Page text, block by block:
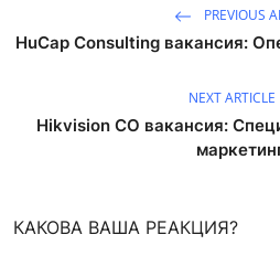
PREVIOUS
HuCap Consulting вакансия:
NEXT ARTICLE
Hikvision CO вакансия:
КАКОВА ВАША РЕАКЦИЯ?